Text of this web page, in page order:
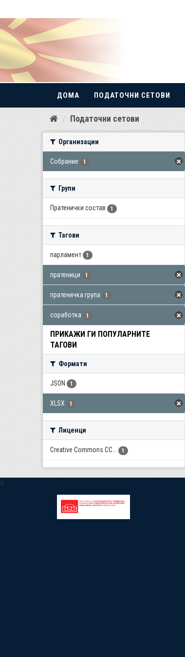
Прескокнете
ДОМА ПОДАТОЧНИ СЕТОВИ
Податочни сетови
Организации
Собрание 1
Групи
Пратенички состав 1
Тагови
парламент 1
пратеници 1
пратеничка група 1
соработка 1
ПРИКАЖИ ГИ ПОПУЛАРНИТЕ
ТАГОВИ
Формати
JSON 1
XLSX 1
Лиценци
Creative Commons CC... 1
a